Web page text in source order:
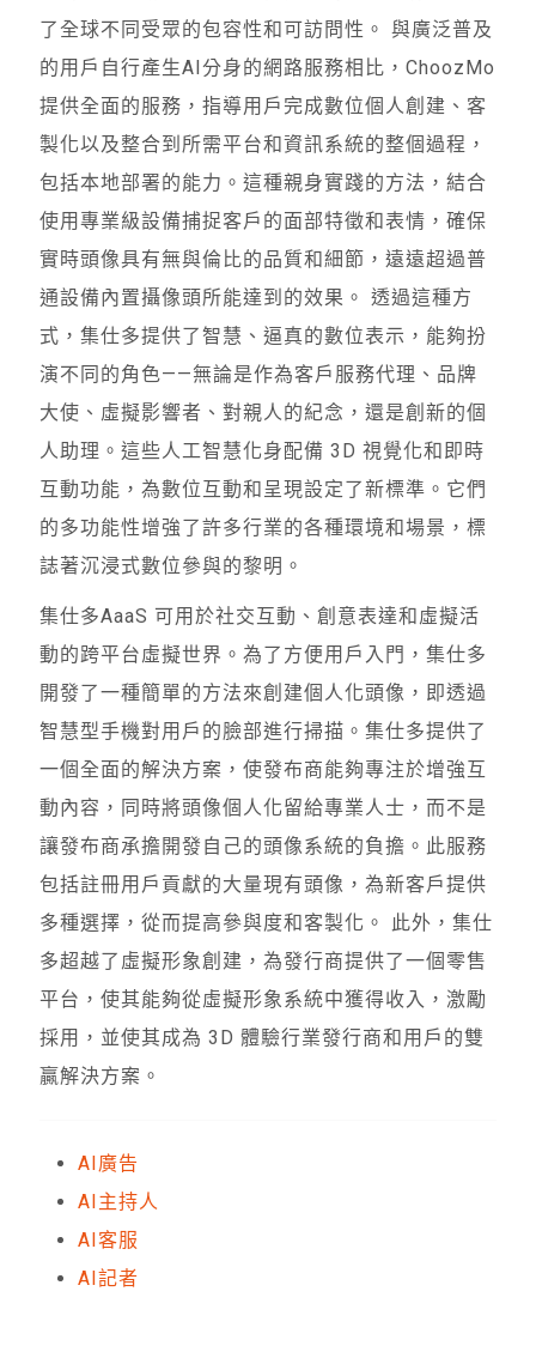
了全球不同受眾的包容性和可訪問性。 與廣泛普及
的用戶自行產生AI分身的網路服務相比，ChoozMo
提供全面的服務，指導用戶完成數位個人創建、客
製化以及整合到所需平台和資訊系統的整個過程，
包括本地部署的能力。這種親身實踐的方法，結合
使用專業級設備捕捉客戶的面部特徵和表情，確保
實時頭像具有無與倫比的品質和細節，遠遠超過普
通設備內置攝像頭所能達到的效果。 透過這種方
式，集仕多提供了智慧、逼真的數位表示，能夠扮
演不同的角色——無論是作為客戶服務代理、品牌
大使、虛擬影響者、對親人的紀念，還是創新的個
人助理。這些人工智慧化身配備 3D 視覺化和即時
互動功能，為數位互動和呈現設定了新標準。它們
的多功能性增強了許多行業的各種環境和場景，標
誌著沉浸式數位參與的黎明。
集仕多AaaS 可用於社交互動、創意表達和虛擬活
動的跨平台虛擬世界。為了方便用戶入門，集仕多
開發了一種簡單的方法來創建個人化頭像，即透過
智慧型手機對用戶的臉部進行掃描。集仕多提供了
一個全面的解決方案，使發布商能夠專注於增強互
動內容，同時將頭像個人化留給專業人士，而不是
讓發布商承擔開發自己的頭像系統的負擔。此服務
包括註冊用戶貢獻的大量現有頭像，為新客戶提供
多種選擇，從而提高參與度和客製化。 此外，集仕
多超越了虛擬形象創建，為發行商提供了一個零售
平台，使其能夠從虛擬形象系統中獲得收入，激勵
採用，並使其成為 3D 體驗行業發行商和用戶的雙
贏解決方案。
AI廣告
AI主持人
AI客服
AI記者